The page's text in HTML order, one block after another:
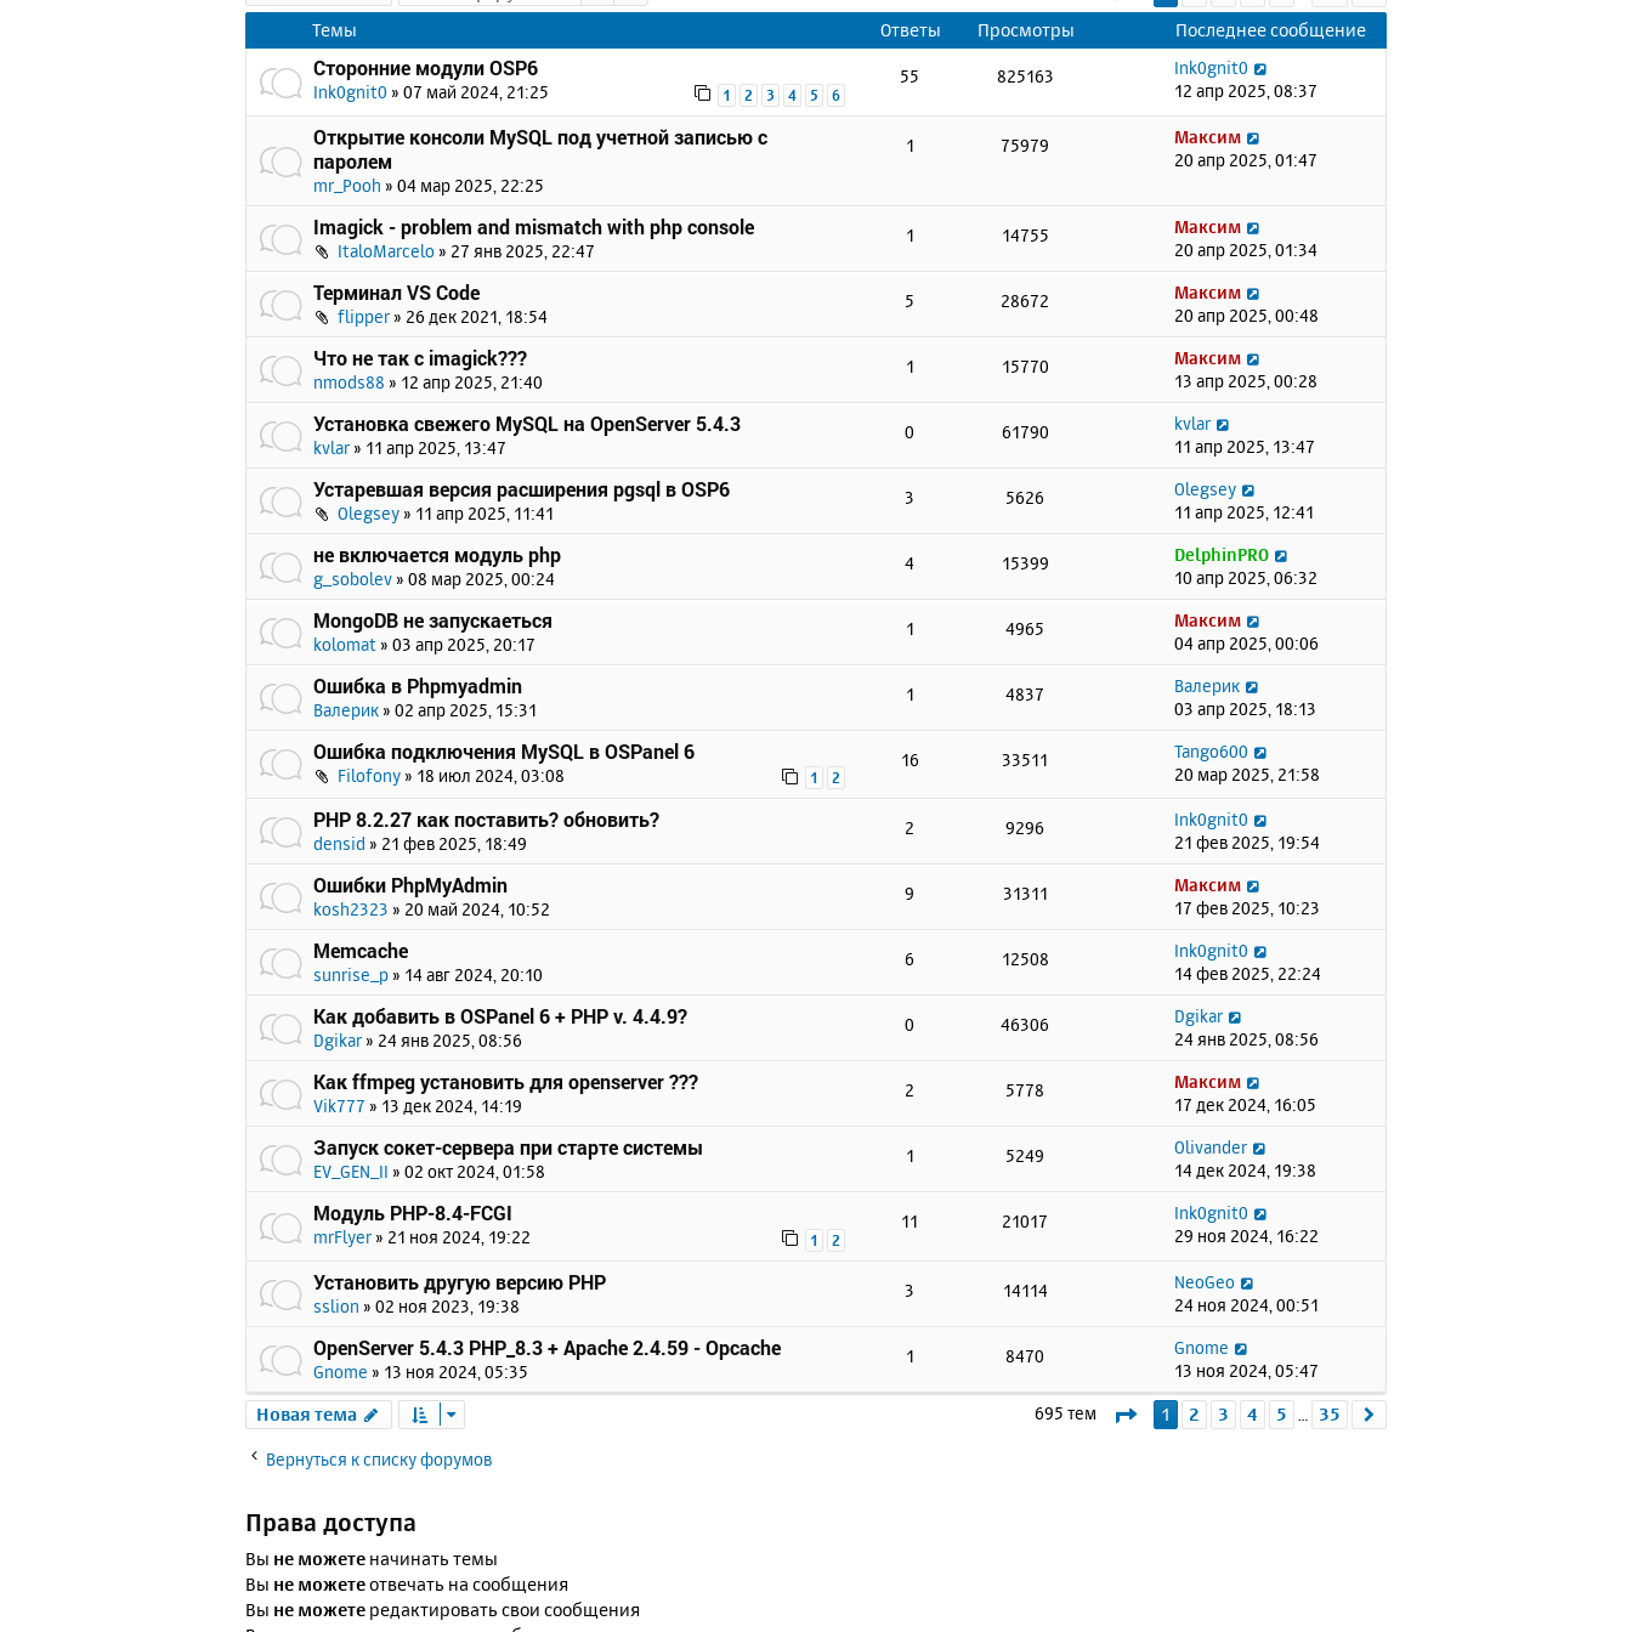
Темы
Ответы Просмотры Последнее сообщение
Сторонние модули OSP6
Ink0gnit0 » 07 май 2024, 21:25 1 2 3 4 5 6
55 825163
Ink0gnit0
12 апр 2025, 08:37
Открытие консоли MySQL под учетной записью с
паролем
mr_Pooh » 04 мар 2025, 22:25
1 75979
Максим
20 апр 2025, 01:47
Imagick - problem and mismatch with php console
ItaloMarcelo» 27 янв 2025, 22:47
1 14755
Максим
20 апр 2025, 01:34
Терминал VS Code
flipper» 26 дек 2021, 18:54
5 28672
Максим
20 апр 2025, 00:48
Что не так с imagick???
nmods88 » 12 апр 2025, 21:40
1 15770
Максим
13 апр 2025, 00:28
Установка свежего MySQL на OpenServer 5.4.3
kvlar » 11 апр 2025, 13:47
0 61790
kvlar
11 апр 2025, 13:47
Устаревшая версия расширения pgsql в OSP6
Olegsey» 11 апр 2025, 11:41
3 5626
Olegsey
11 апр 2025, 12:41
не включается модуль php
g_sobolev » 08 мар 2025, 00:24
4 15399
DelphinPRO
10 апр 2025, 06:32
MongoDB не запускаеться
kolomat » 03 апр 2025, 20:17
1 4965
Максим
04 апр 2025, 00:06
Ошибка в Phpmyadmin
Валерик » 02 апр 2025, 15:31
1 4837
Валерик
03 апр 2025, 18:13
Ошибка подключения MySQL в OSPanel 6
Filofony» 18 июл 2024, 03:08 1 2
16 33511
Tango600
20 мар 2025, 21:58
PHP 8.2.27 как поставить? обновить?
densid » 21 фев 2025, 18:49
2 9296
Ink0gnit0
21 фев 2025, 19:54
Ошибки PhpMyAdmin
kosh2323 » 20 май 2024, 10:52
9 31311
Максим
17 фев 2025, 10:23
Memcache
sunrise_p » 14 авг 2024, 20:10
6 12508
Ink0gnit0
14 фев 2025, 22:24
Как добавить в OSPanel 6 + PHP v. 4.4.9?
Dgikar » 24 янв 2025, 08:56
0 46306
Dgikar
24 янв 2025, 08:56
Как ffmpeg установить для openserver ???
Vik777 » 13 дек 2024, 14:19
2 5778
Максим
17 дек 2024, 16:05
Запуск сокет-сервера при старте системы
EV_GEN_II » 02 окт 2024, 01:58
1 5249
Olivander
14 дек 2024, 19:38
Модуль PHP-8.4-FCGI
mrFlyer » 21 ноя 2024, 19:22 1 2
11 21017
Ink0gnit0
29 ноя 2024, 16:22
Установить другую версию PHP
sslion » 02 ноя 2023, 19:38
3 14114
NeoGeo
24 ноя 2024, 00:51
OpenServer 5.4.3 PHP_8.3 + Apache 2.4.59 - Opcache
Gnome » 13 ноя 2024, 05:35
1 8470
Gnome
13 ноя 2024, 05:47
Новая тема 695 тем Страница1 из 35
1 2 3 4 5 … 35
Вернуться к списку форумов
Права доступа
Вы не можете начинать темы
Вы не можетеотвечать на сообщения
Вы не можете редактировать свои сообщения